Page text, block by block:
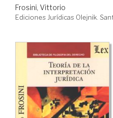
Frosini, Vittorio
Ediciones Jurídicas Olejnik.